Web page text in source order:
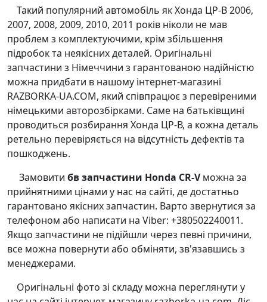
Такий популярний автомобіль як Хонда ЦР-В 2006,
2007, 2008, 2009, 2010, 2011 років ніколи не мав
проблем з комплектуючими, крім збільшення
підробок та неякісних деталей. Оригінальні
запчастини з Німеччини з гарантованою надійністю
можна придбати в нашому інтернет-магазині
RAZBORKA-UA.COM, який співпрацює з перевіреними
німецькими авторозбірками. Саме на батьківщині
проводиться розбирання Хонда ЦР-В, а кожна деталь
ретельно перевіряється на відсутність дефектів та
пошкоджень.
Замовити бв запчастини Honda CR-Vможна за
прийнятними цінами у нас на сайті, де достатньо
гарантовано якісних запчастин. Варто звернутися за
телефоном або написати на Viber: +380502240011.
Якщо запчастини не підійшли через певні причини,
все можна повернути або обміняти, зв'язавшись з
менеджерами.
Оригінальні фото зі складу можна переглянути у